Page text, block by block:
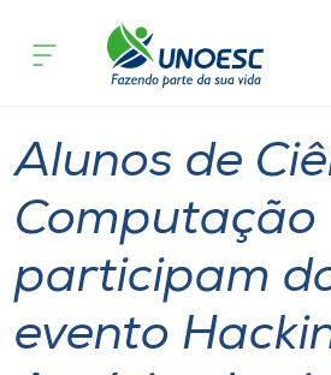
Cursos
Pesquisa
Atendimento ao Estudante
Portal de Ensino
acontece
Alunos de
Computação
participam
evento